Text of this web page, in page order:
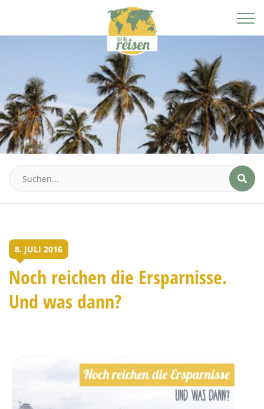
8. JULI 2016
Noch reichen die Ersparnisse.
Und was dann?